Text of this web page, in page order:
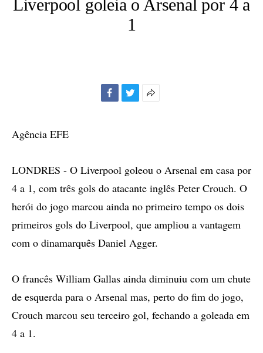
Liverpool goleia o Arsenal por 4 a
1
Agência EFE
LONDRES - O Liverpool goleou o Arsenal em casa por
4 a 1, com três gols do atacante inglês Peter Crouch. O
herói do jogo marcou ainda no primeiro tempo os dois
primeiros gols do Liverpool, que ampliou a vantagem
com o dinamarquês Daniel Agger.
O francês William Gallas ainda diminuiu com um chute
de esquerda para o Arsenal mas, perto do fim do jogo,
Crouch marcou seu terceiro gol, fechando a goleada em
4 a 1.